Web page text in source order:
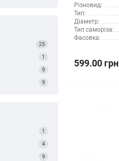
25
1
9
9
1
4
9
Різновид:
Тип:
Діаметр:
Тип саморіза:
Фасовка:
599.00 грн